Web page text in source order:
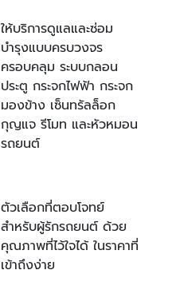
ให้บริการดูแลและซ่อม
บำรุงแบบครบวงจร
ครอบคลุม ระบบกลอน
ประตู กระจกไฟฟ้า กระจก
มองข้าง เซ็นทรัลล็อก
กุญแจ รีโมท และหัวหมอน
รถยนต์
ตัวเลือกที่ตอบโจทย์
สำหรับผู้รักรถยนต์ ด้วย
คุณภาพที่ไว้ใจได้ ในราคาที่
เข้าถึงง่าย